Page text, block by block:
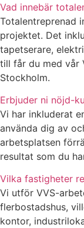
Vad innebär
Totalentreprenad
projektet. Det
tapetserare,
till får du med vår
Stockholm.
Erbjuder ni nöjd-
Vi har inkluderat
använda dig av
arbetsplatsen
resultat som du
Vilka fastigheter
Vi utför VVS-
flerbostadshus,
kontor,